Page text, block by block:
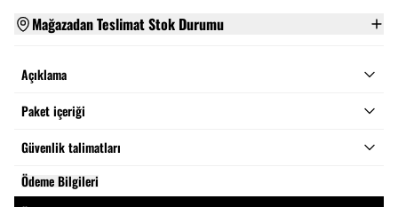
Mağazadan Teslimat Stok Durumu
Açıklama
Paket içeriği
Güvenlik talimatları
Ödeme Bilgileri